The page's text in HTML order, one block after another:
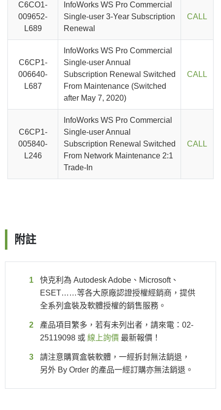
C6CO1-
009652-
L689
InfoWorks WS Pro Commercial
Single-user 3-Year Subscription
Renewal
CALL
C6CP1-
006640-
L687
InfoWorks WS Pro Commercial
Single-user Annual
Subscription Renewal Switched
From Maintenance (Switched
after May 7, 2020)
CALL
C6CP1-
005840-
L246
InfoWorks WS Pro Commercial
Single-user Annual
Subscription Renewal Switched
From Network Maintenance 2:1
Trade-In
CALL
附註
快克利為 Autodesk Adobe、Microsoft、
ESET……等各大原廠認證授權經銷商，提供
全系列盒裝及軟體授權的銷售服務。
產品項目繁多，若有未列出者，請來電：02-
25119098 或 線上詢價 最新報價！
請注意購買盒裝軟體，一經拆封無法銷退，
另外 By Order 的產品一經訂購亦無法銷退。